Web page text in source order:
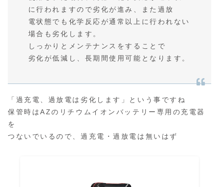
に行われますので劣化が進み、また過放
電状態でも化学反応が通常以上に行われない
場合も劣化します。
しっかりとメンテナンスをすることで
劣化が低減し、長期間使用可能となります。
「過充電、過放電は劣化します」という事ですね
保管時はAZのリチウムイオンバッテリー専用の充電器
を
つないでいるので、過充電・過放電は無いはず